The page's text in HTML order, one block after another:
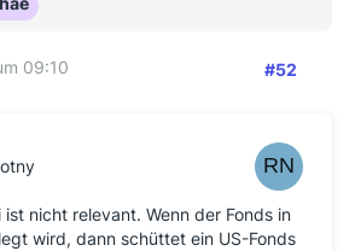
09:10 #52
nicht relevant. Wenn der Fonds in
wird, dann schüttet ein US-Fonds